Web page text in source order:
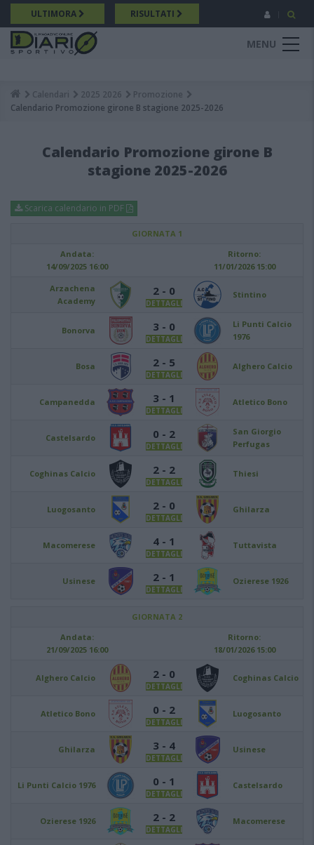
Salta
al
contenuto
principale
ULTIMORA RISULTATI
MENU
Breadcrumb
Calendari 2025 2026
Promozione
Calendario Promozione girone B stagione 2025-2026
Calendario Promozione girone B
stagione 2025-2026
Scarica calendario in PDF
GIORNATA 1
Andata:
14/09/2025 16:00
Ritorno:
11/01/2026 15:00
Arzachena
Academy
2 - 0
DETTAGLI
Stintino
Bonorva 3 - 0
DETTAGLI
Li Punti Calcio
1976
Bosa 2 - 5
DETTAGLI
Alghero Calcio
Campanedda 3 - 1
DETTAGLI
Atletico Bono
Castelsardo 0 - 2
DETTAGLI
San Giorgio
Perfugas
Coghinas Calcio 2 - 2
DETTAGLI
Thiesi
Luogosanto 2 - 0
DETTAGLI
Ghilarza
Macomerese 4 - 1
DETTAGLI
Tuttavista
Usinese 2 - 1
DETTAGLI
Ozierese 1926
GIORNATA 2
Andata:
21/09/2025 16:00
Ritorno:
18/01/2026 15:00
Alghero Calcio 2 - 0
DETTAGLI
Coghinas Calcio
Atletico Bono 0 - 2
DETTAGLI
Luogosanto
Ghilarza 3 - 4
DETTAGLI
Usinese
Li Punti Calcio 1976 0 - 1
DETTAGLI
Castelsardo
Ozierese 1926 2 - 2
DETTAGLI
Macomerese